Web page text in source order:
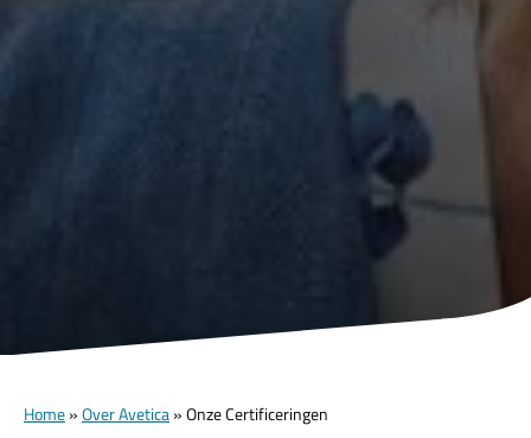
Home»Over Avetica»Onze Certificeringen